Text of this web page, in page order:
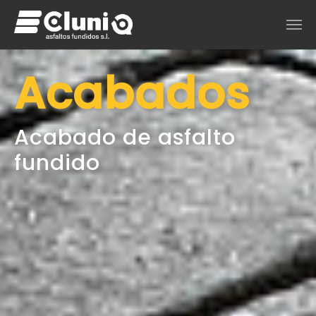
Saltar al contenido principal
Acabados
Acabado de asfalto
fundido